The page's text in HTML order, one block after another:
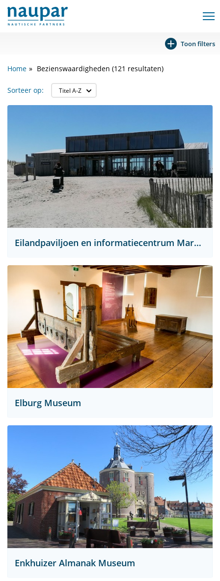
Toon filters
Home Bezienswaardigheden (121 resultaten)
Sorteer op:
Eilandpaviljoen en informatiecentrum Marker Wadden
Elburg Museum
Enkhuizer Almanak Museum